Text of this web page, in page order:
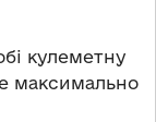
кулеметну
максимально